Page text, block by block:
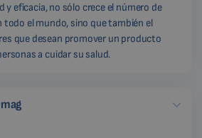
y eficacia, no sólo crece el número de
el mundo, sino que también el
que desean promover un producto
a cuidar su salud.